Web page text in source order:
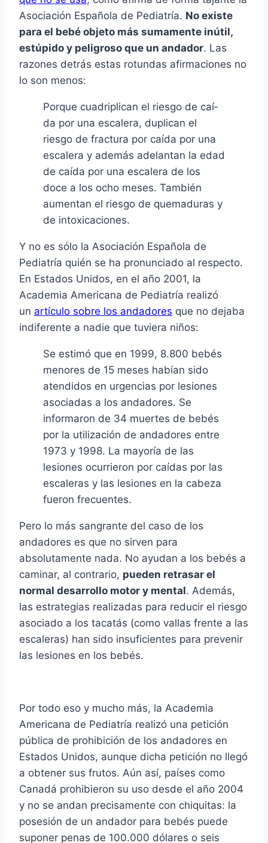
Asociación Española de Pediatrí­a. No existe
para el bebé objeto más sumamente inútil,
estúpido y peligroso que un andador. Las
razones detrás estas rotundas afirmaciones no
lo son menos:
Porque cuadriplican el riesgo de caí­
da por una escalera, duplican el
riesgo de fractura por caí­da por una
escalera y además adelantan la edad
de caí­da por una escalera de los
doce a los ocho meses. También
aumentan el riesgo de quemaduras y
de intoxicaciones.
Y no es sólo la Asociación Española de
Pediatrí­a quién se ha pronunciado al respecto.
En Estados Unidos, en el año 2001, la
Academia Americana de Pediatrí­a realizó
un artí­culo sobre los andadores que no dejaba
indiferente a nadie que tuviera niños:
Se estimó que en 1999, 8.800 bebés
menores de 15 meses habí­an sido
atendidos en urgencias por lesiones
asociadas a los andadores. Se
informaron de 34 muertes de bebés
por la utilización de andadores entre
1973 y 1998. La mayorí­a de las
lesiones ocurrieron por caí­das por las
escaleras y las lesiones en la cabeza
fueron frecuentes.
Pero lo más sangrante del caso de los
andadores es que no sirven para
absolutamente nada. No ayudan a los bebés a
caminar, al contrario, pueden retrasar el
normal desarrollo motor y mental. Además,
las estrategias realizadas para reducir el riesgo
asociado a los tacatás (como vallas frente a las
escaleras) han sido insuficientes para prevenir
las lesiones en los bebés.
Por todo eso y mucho más, la Academia
Americana de Pediatrí­a realizó una petición
pública de prohibición de los andadores en
Estados Unidos, aunque dicha petición no llegó
a obtener sus frutos. Aún así­, paí­ses como
Canadá prohibieron su uso desde el año 2004
y no se andan precisamente con chiquitas: la
posesión de un andador para bebés puede
suponer penas de 100.000 dólares o seis